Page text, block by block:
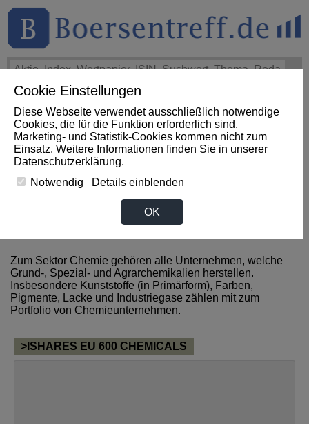
Cookie Einstellungen
Diese Webseite verwendet ausschließlich notwendige
Cookies, die für die Funktion erforderlich sind.
Marketing- und Statistik-Cookies kommen nicht zum
Einsatz. Weitere Informationen finden Sie in unserer
Datenschutzerklärung.
Notwendig
Details einblenden
OK
THEMEN HOT-STOCKS
Impact News +++ eBay Non-GAAP EPS of $1.60 beats by
$0.09, revenue of $3.1B beats by $80M (SeekingAlpha)
EBAY Aktie +3,07%
News zum Sektor Chemie aus
Südkorea
Zum Sektor Chemie gehören alle Unternehmen, welche
Grund-, Spezial- und Agrarchemikalien herstellen.
Insbesondere Kunststoffe (in Primärform), Farben,
Pigmente, Lacke und Industriegase zählen mit zum
Portfolio von Chemieunternehmen.
>ISHARES EU 600 CHEMICALS